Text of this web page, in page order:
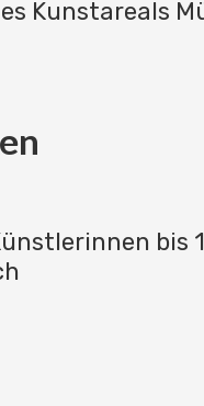
Kunstareals
bis